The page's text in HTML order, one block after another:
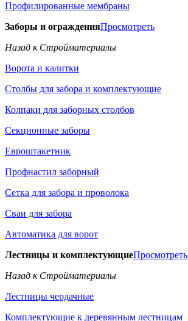
Профилированные мембраны
Заборы и огражденияПросмотреть
Назад к Стройматериалы
Ворота и калитки
Столбы для забора и комплектующие
Колпаки для заборных столбов
Секционные заборы
Евроштакетник
Профнастил заборный
Сетка для забора и проволока
Сваи для забора
Автоматика для ворот
Лестницы и комплектующиеПросмотреть
Назад к Стройматериалы
Лестницы чердачные
Комплектующие к деревянным лестницам